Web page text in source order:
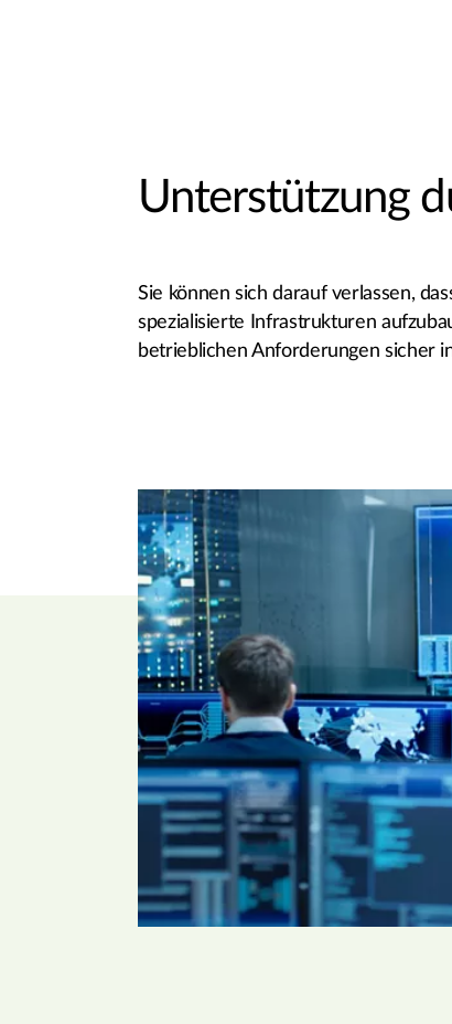
Unterstützung
Sie können sich darauf verlassen,
spezialisierte Infrastrukturen
betrieblichen Anforderungen sicher